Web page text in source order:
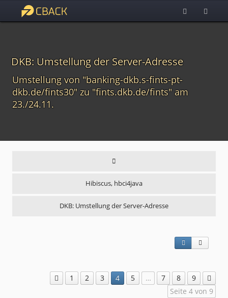
DKB: Umstellung der Server-Adresse
Umstellung von "banking-dkb.s-fints-pt-
dkb.de/fints30" zu "fints.dkb.de/fints" am
23./24.11.
Hibiscus, hbci4java
DKB: Umstellung der Server-Adresse
1 2 3 4 5 … 7 8
9
Seite 4 von 9